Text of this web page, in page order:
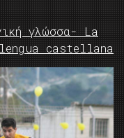
γλώσσα- La
castellana